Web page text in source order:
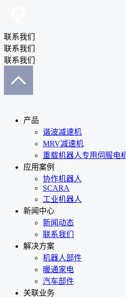
联系我们
联系我们
联系我们
产品
谐波减速机
MRV减速机
重载机器人专用伺服电
应用案例
协作机器人
SCARA
工业机器人
新闻中心
新闻动态
联系我们
解决方案
机器人部件
暖通家电
汽车部件
关联业务